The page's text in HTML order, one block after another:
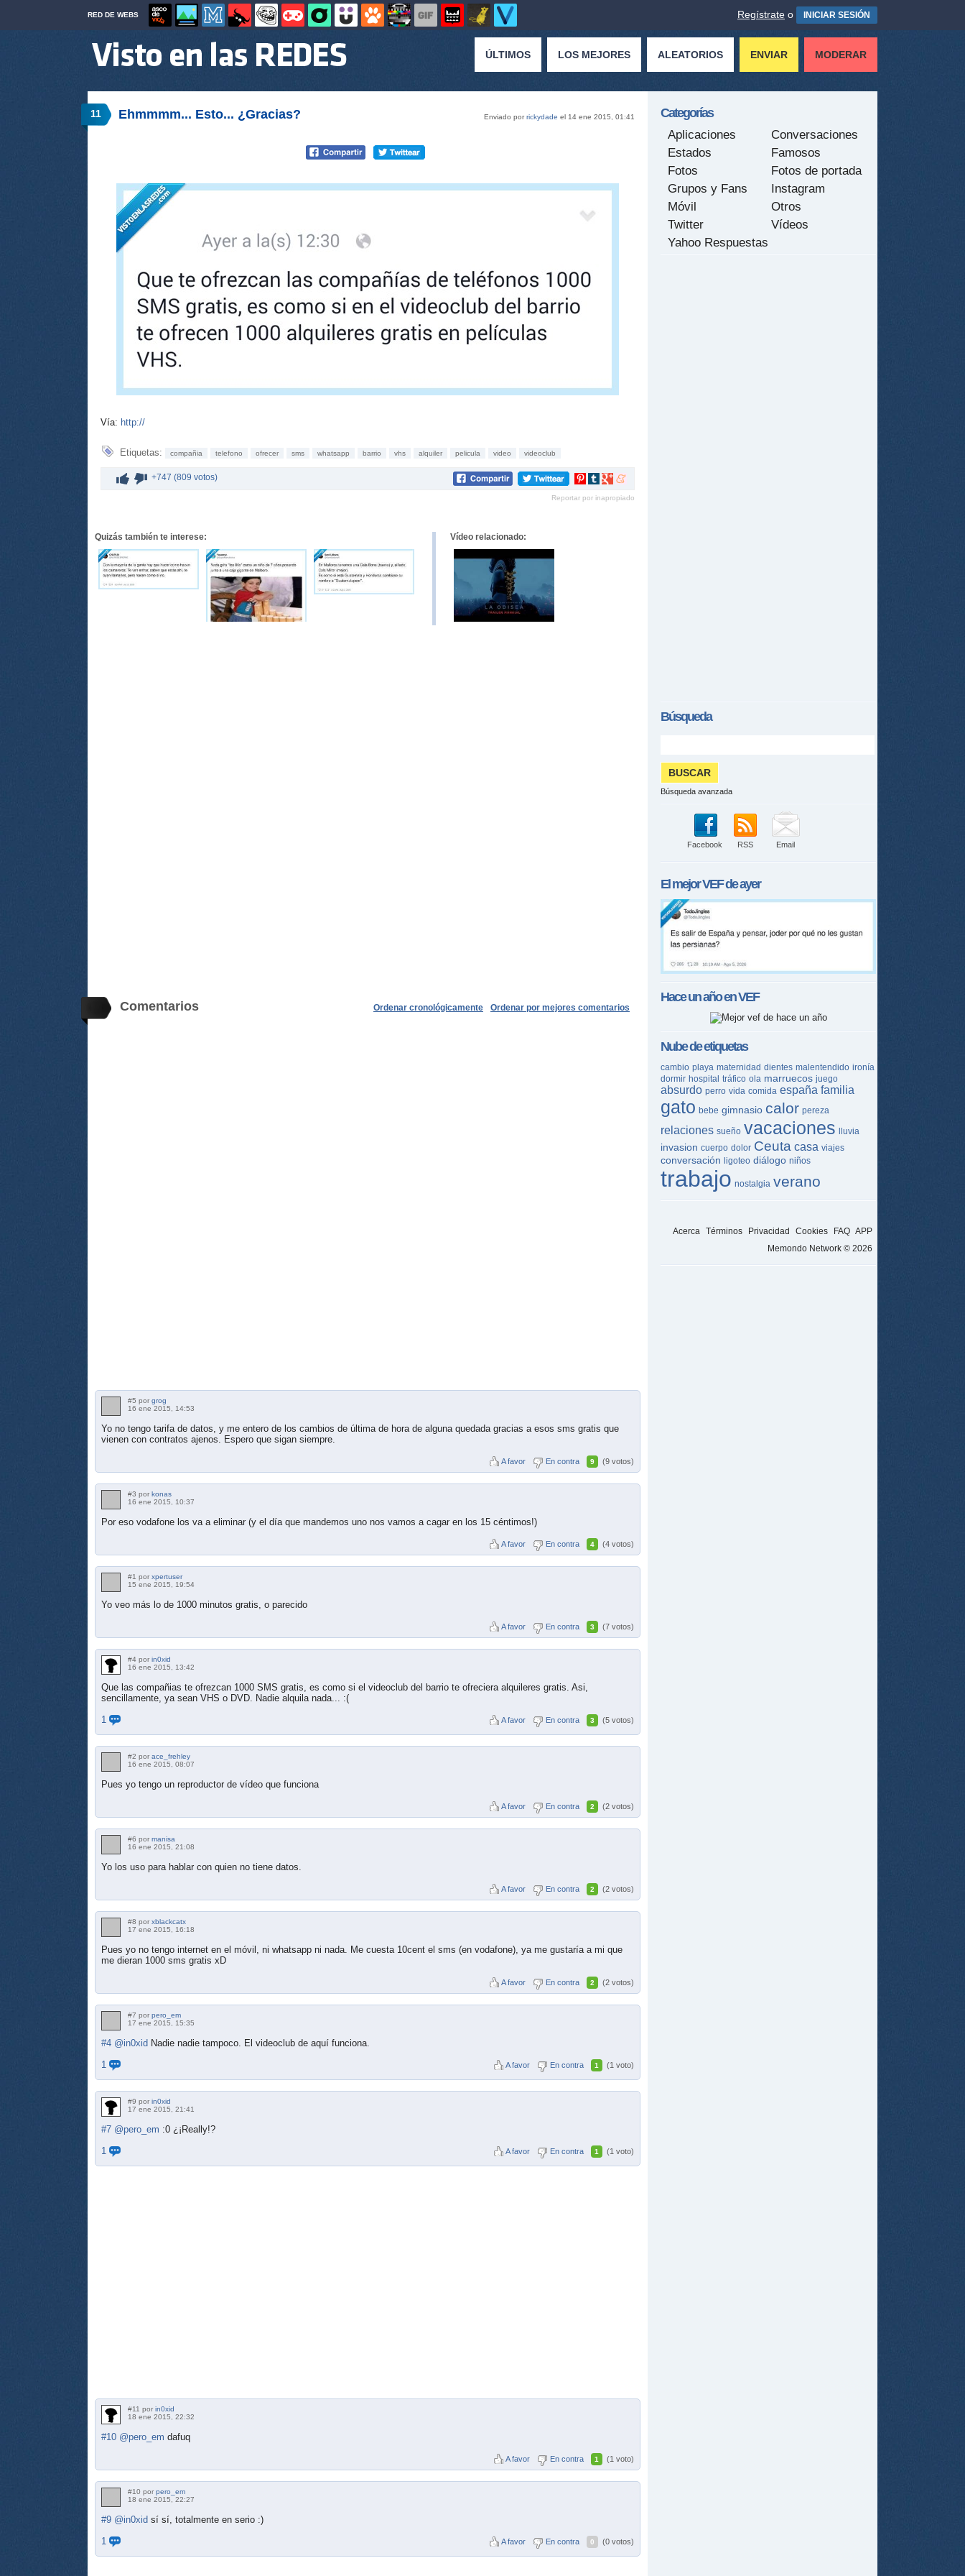
RED DE WEBS Regístrate o INICIAR SESIÓN
ÚLTIMOS LOS MEJORES ALEATORIOS ENVIAR MODERAR
11 Enviado porrickydade el 14 ene 2015, 01:41
Ehmmmm... Esto... ¿Gracias?
Vía: http://
Etiquetas: compañia telefono ofrecer sms whatsapp barrio vhs alquiler pelicula video videoclub
+747 (809 votos)
Compartir
Pinterest
Compartir
tumblr
Compartir
Google+
Compartir
meneame
Reportar por inapropiado
Quizás también te interese: Vídeo relacionado:
Comentarios Ordenar por mejores comentarios
Ordenar cronológicamente
#5 por grog
16 ene 2015, 14:53
Yo no tengo tarifa de datos, y me entero de los cambios de última de hora de alguna quedada gracias a esos sms gratis que
vienen con contratos ajenos. Espero que sigan siempre.
A favor En contra 9 (9 votos)
#3 por konas
16 ene 2015, 10:37
Por eso vodafone los va a eliminar (y el día que mandemos uno nos vamos a cagar en los 15 céntimos!)
A favor En contra 4 (4 votos)
#1 por xpertuser
15 ene 2015, 19:54
Yo veo más lo de 1000 minutos gratis, o parecido
A favor En contra 3 (7 votos)
#4 por in0xid
16 ene 2015, 13:42
Que las compañias te ofrezcan 1000 SMS gratis, es como si el videoclub del barrio te ofreciera alquileres gratis. Asi,
sencillamente, ya sean VHS o DVD. Nadie alquila nada... :(
1
A favor En contra 3 (5 votos)
#2 por ace_frehley
16 ene 2015, 08:07
Pues yo tengo un reproductor de vídeo que funciona
A favor En contra 2 (2 votos)
#6 por manisa
16 ene 2015, 21:08
Yo los uso para hablar con quien no tiene datos.
A favor En contra 2 (2 votos)
#8 por xblackcatx
17 ene 2015, 16:18
Pues yo no tengo internet en el móvil, ni whatsapp ni nada. Me cuesta 10cent el sms (en vodafone), ya me gustaría a mi que
me dieran 1000 sms gratis xD
A favor En contra 2 (2 votos)
#7 por pero_em
17 ene 2015, 15:35
#4 @in0xid Nadie nadie tampoco. El videoclub de aquí funciona.
1
A favor En contra 1 (1 voto)
#9 por in0xid
17 ene 2015, 21:41
#7 @pero_em :0 ¿¡Really!?
1
A favor En contra 1 (1 voto)
#11 por in0xid
18 ene 2015, 22:32
#10 @pero_em dafuq
A favor En contra 1 (1 voto)
#10 por pero_em
18 ene 2015, 22:27
#9 @in0xid sí sí, totalmente en serio :)
1
A favor En contra 0 (0 votos)
Categorías
Aplicaciones
Conversaciones
Estados
Famosos
Fotos
Fotos de portada
Grupos y Fans
Instagram
Móvil
Otros
Twitter
Vídeos
Yahoo Respuestas
Búsqueda
Búsqueda avanzada
Facebook RSS Email
El mejorVEFde ayer
Hace un año enVEF
Nube de etiquetas
cambio playa maternidad dientes malentendido ironía
dormir hospital tráfico ola marruecos juego
absurdo perro vida comida españa familia
gato bebe gimnasio calor pereza
relaciones sueño vacaciones lluvia
invasion cuerpo dolor Ceuta casa viajes
conversación ligoteo diálogo niños
trabajo nostalgia verano
Acerca Términos Privacidad Cookies FAQ APP
Memondo Network © 2026